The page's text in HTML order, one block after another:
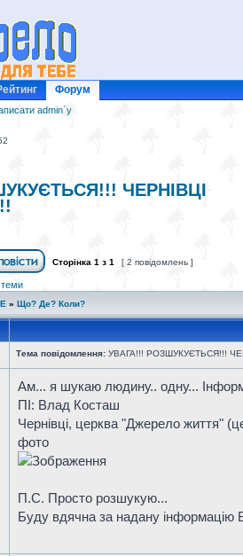
Форум
admin`у
ЧЕРНІВЦІ
Сторінка 1 з 1 [ 2 повідомлень ]
теми
» Що? Де? Коли?
Тема повідомлення: УВАГА!!! РОЗШУКУЄТЬСЯ!!!
Ам... я шукаю людину.. одну...
ПІ: Влад Косташ
Чернівці, церква "Джерело життя"
фото
П.С. Просто розшукую...
Буду вдячна за надану